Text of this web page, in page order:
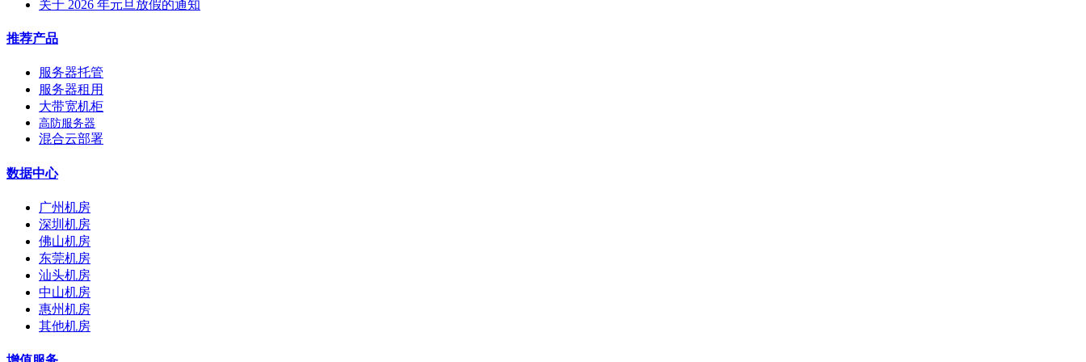
关于 2026 年元旦放假的通知
推荐产品
服务器托管
服务器租用
大带宽机柜
高防服务器
混合云部署
数据中心
广州机房
深圳机房
佛山机房
东莞机房
汕头机房
中山机房
惠州机房
其他机房